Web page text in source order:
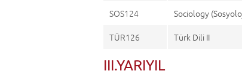
SOS124
Sociology
TÜR126
Türk Dili II
III.YARIYIL